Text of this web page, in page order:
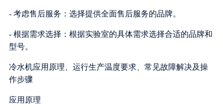
- 考虑售后服务：选择提供全面售后服务的品牌。
- 根据需求选择：根据实验室的具体需求选择合适的品牌和
型号。
冷水机应用原理、运行生产温度要求、常见故障解决及操
作步骤
应用原理